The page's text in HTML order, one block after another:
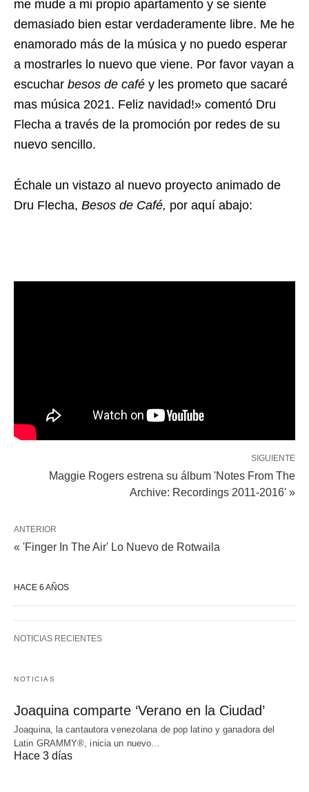
me mude a mi propio apartamento y se siente
demasiado bien estar verdaderamente libre. Me he
enamorado más de la música y no puedo esperar
a mostrarles lo nuevo que viene. Por favor vayan a
escuchar besos de café y les prometo que sacaré
mas música 2021. Feliz navidad!» comentó Dru
Flecha a través de la promoción por redes de su
nuevo sencillo.
Échale un vistazo al nuevo proyecto animado de
Dru Flecha, Besos de Café, por aquí abajo:
SIGUIENTE
Maggie Rogers estrena su álbum 'Notes From The
Archive: Recordings 2011-2016' »
ANTERIOR
« 'Finger In The Air' Lo Nuevo de Rotwaila
HACE 6 AÑOS
NOTICIAS RECIENTES
NOTICIAS
Joaquina comparte ‘Verano en la Ciudad’
Joaquina, la cantautora venezolana de pop latino y ganadora del
Latin GRAMMY®, inicia un nuevo…
Hace 3 días